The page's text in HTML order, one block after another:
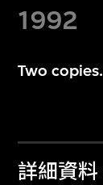
1992
Two copies.
詳細資料